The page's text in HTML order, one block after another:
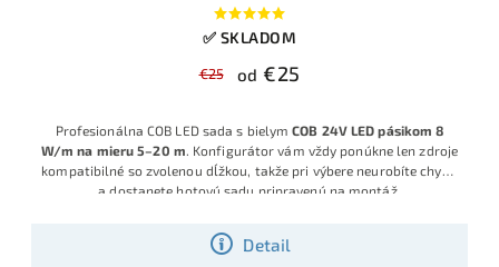
✅ SKLADOM
€25 od €25
Detail
Profesionálna COB LED sada s bielymCOB 24V LED pásikom 8
W/m na mieru 5–20 m . Konfigurátor vám vždy ponúkne len zdroje
kompatibilné so zvolenou dĺžkou, takže pri výbere neurobíte chybu
a dostanete hotovú sadu pripravenú na montáž.